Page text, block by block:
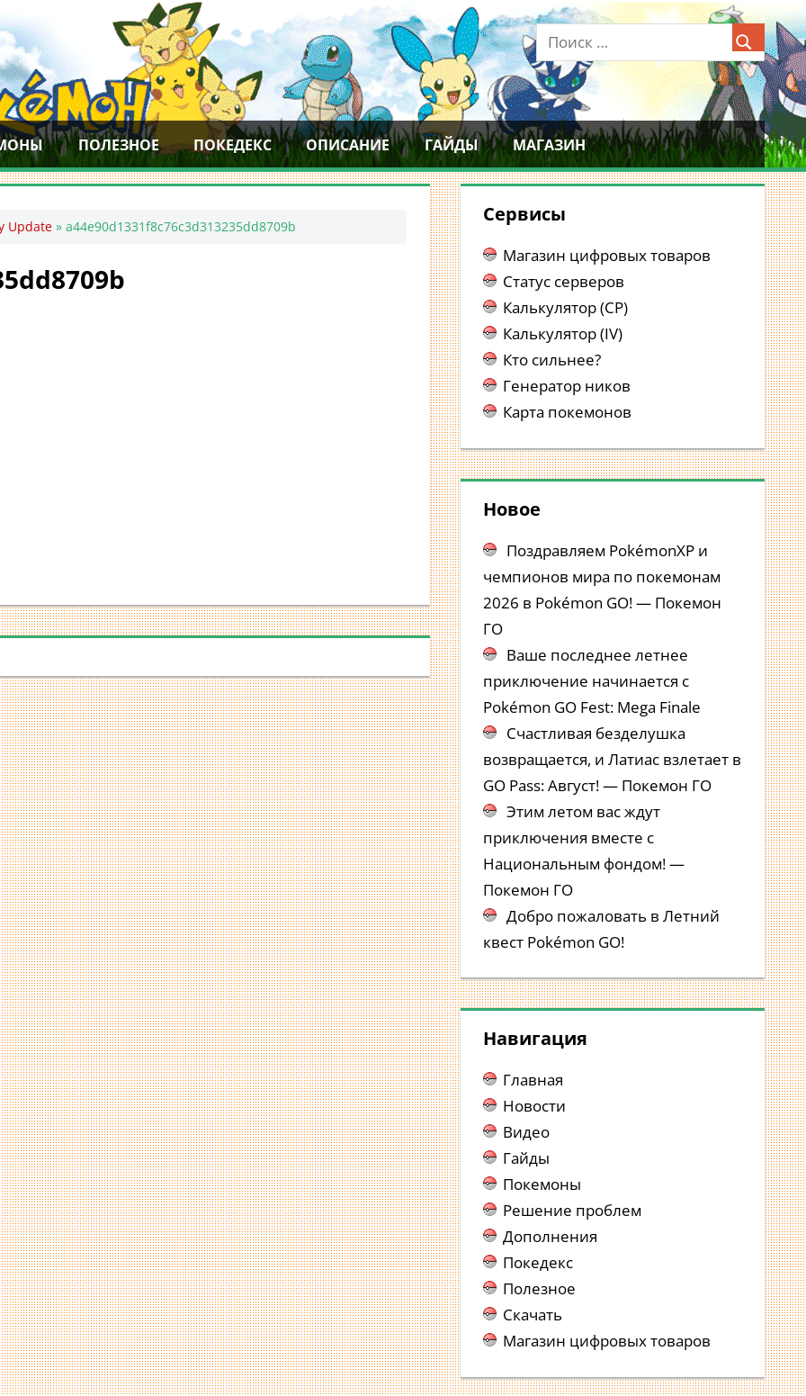
ПОЛЕЗНОЕ ПОКЕДЕКС ОПИСАНИЕ ГАЙДЫ МАГАЗИН
Update» a44e90d1331f8c76c3d313235dd8709b Сервисы
Магазин цифровых товаров
Статус серверов
Калькулятор (CP)
Калькулятор (IV)
Кто сильнее?
Генератор ников
Карта покемонов
Новое
Поздравляем PokémonXP и
чемпионов мира по покемонам
2026 в Pokémon GO! — Покемон
ГО
Ваше последнее летнее
приключение начинается с
Pokémon GO Fest: Mega Finale
Счастливая безделушка
возвращается, и Латиас взлетает в
GO Pass: Август! — Покемон ГО
Этим летом вас ждут
приключения вместе с
Национальным фондом! —
Покемон ГО
Добро пожаловать в Летний
квест Pokémon GO!
Навигация
Главная
Новости
Видео
Гайды
Покемоны
Решение проблем
Дополнения
Покедекс
Полезное
Скачать
Магазин цифровых товаров